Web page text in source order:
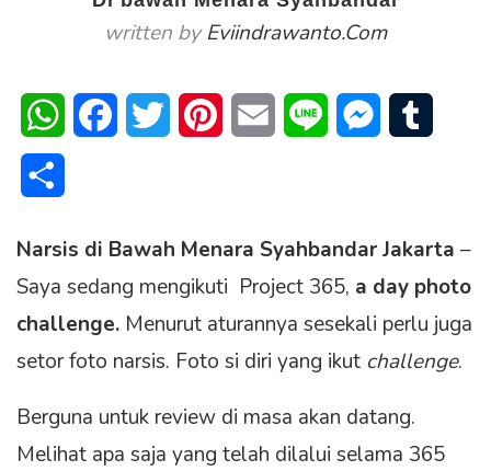
written byEviindrawanto.com
WhatsAppFacebookTwitter PinterestEmail Line Messenger
Narsis di Bawah Menara SyahbandarJakarta –
Saya sedang mengikuti Project 365, a day photo
challenge. Menurut aturannya sesekali perlu juga
setor foto narsis. Foto si diri yang ikut challenge.
Berguna untuk review di masa akan datang.
Melihat apa saja yang telah dilalui selama 365